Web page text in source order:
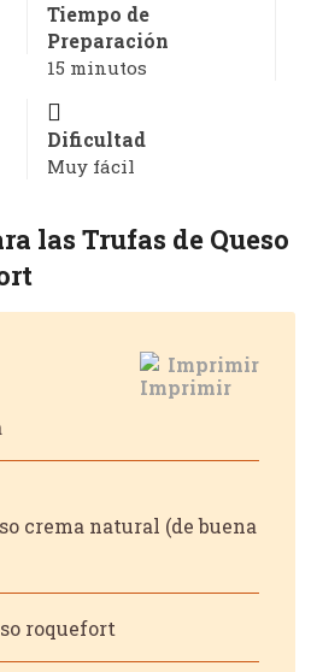
Tiempo de
Preparación
15 minutos
Dificultad
Muy fácil
las Trufas de Queso
Imprimir
crema natural (de buena
roquefort